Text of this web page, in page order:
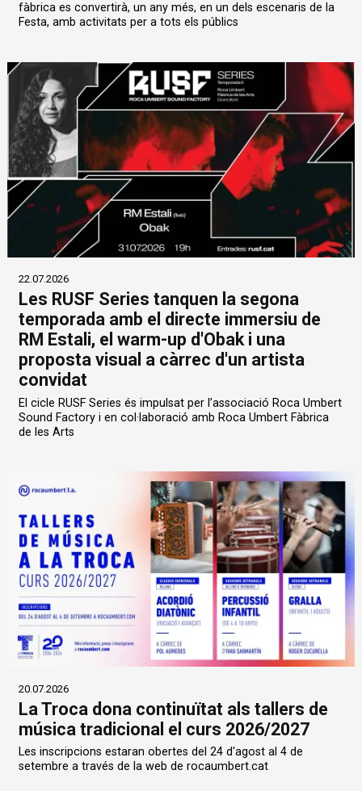
fàbrica es convertirà, un any més, en un dels escenaris de la
Festa, amb activitats per a tots els públics
22.07.2026
Les RUSF Series tanquen la segona
temporada amb el directe immersiu de
RM Estali, el warm-up d'Obak i una
proposta visual a càrrec d'un artista
convidat
El cicle RUSF Series és impulsat per l’associació Roca Umbert
Sound Factory i en col·laboració amb Roca Umbert Fàbrica
de les Arts
20.07.2026
La Troca dona continuïtat als tallers de
música tradicional el curs 2026/2027
Les inscripcions estaran obertes del 24 d'agost al 4 de
setembre a través de la web de rocaumbert.cat